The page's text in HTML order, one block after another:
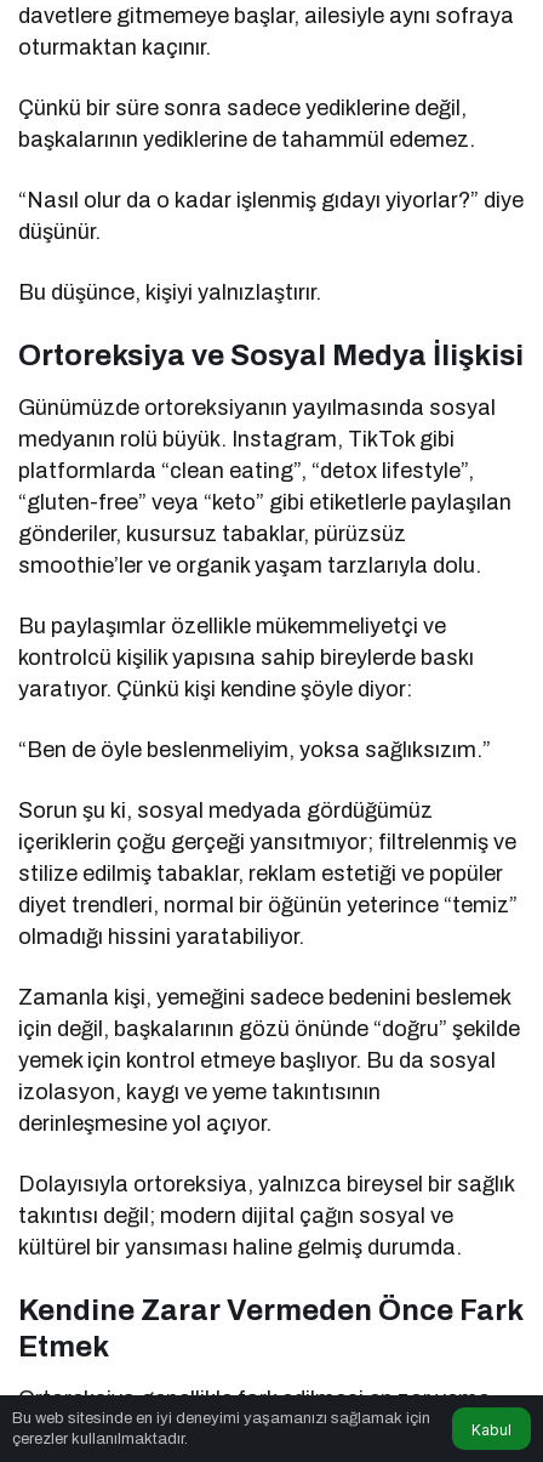
davetlere gitmemeye başlar, ailesiyle aynı sofraya
oturmaktan kaçınır.
Çünkü bir süre sonra sadece yediklerine değil,
başkalarının yediklerine de tahammül edemez.
“Nasıl olur da o kadar işlenmiş gıdayı yiyorlar?” diye
düşünür.
Bu düşünce, kişiyi yalnızlaştırır.
Ortoreksiya ve Sosyal Medya İlişkisi
Günümüzde ortoreksiyanın yayılmasında sosyal
medyanın rolü büyük. Instagram, TikTok gibi
platformlarda “clean eating”, “detox lifestyle”,
“gluten-free” veya “keto” gibi etiketlerle paylaşılan
gönderiler, kusursuz tabaklar, pürüzsüz
smoothie’ler ve organik yaşam tarzlarıyla dolu.
Bu paylaşımlar özellikle mükemmeliyetçi ve
kontrolcü kişilik yapısına sahip bireylerde baskı
yaratıyor. Çünkü kişi kendine şöyle diyor:
“Ben de öyle beslenmeliyim, yoksa sağlıksızım.”
Sorun şu ki, sosyal medyada gördüğümüz
içeriklerin çoğu gerçeği yansıtmıyor; filtrelenmiş ve
stilize edilmiş tabaklar, reklam estetiği ve popüler
diyet trendleri, normal bir öğünün yeterince “temiz”
olmadığı hissini yaratabiliyor.
Zamanla kişi, yemeğini sadece bedenini beslemek
için değil, başkalarının gözü önünde “doğru” şekilde
yemek için kontrol etmeye başlıyor. Bu da sosyal
izolasyon, kaygı ve yeme takıntısının
derinleşmesine yol açıyor.
Dolayısıyla ortoreksiya, yalnızca bireysel bir sağlık
takıntısı değil; modern dijital çağın sosyal ve
kültürel bir yansıması haline gelmiş durumda.
Kendine Zarar Vermeden Önce Fark
Etmek
Ortoreksiya genellikle fark edilmesi en zor yeme
bozukluklarından biri.
Bu web sitesinde en iyi deneyimi yaşamanızı sağlamak için
çerezler kullanılmaktadır.
Kabul